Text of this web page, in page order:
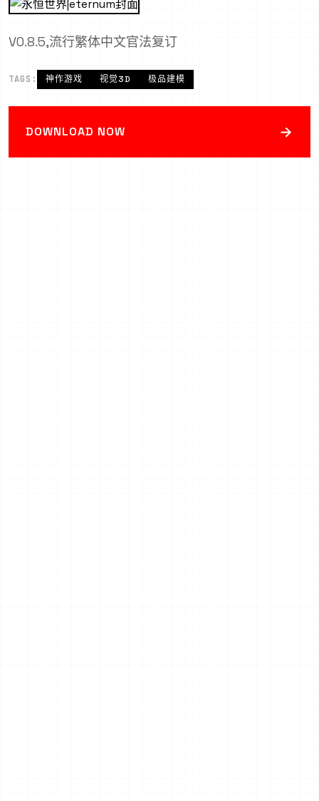
V0.8.5,流行繁体中文官法复订
TAGS: 神作游戏 视觉3D 极品建模
DOWNLOAD NOW →